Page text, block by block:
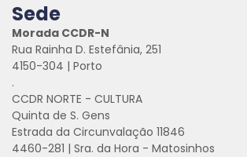
Sede
Morada CCDR-N
Rua Rainha D. Estefânia, 251
4150-304 | Porto
.
CCDR NORTE - CULTURA
Quinta de S. Gens
Estrada da Circunvalação 11846
4460-281 | Sra. da Hora - Matosinhos